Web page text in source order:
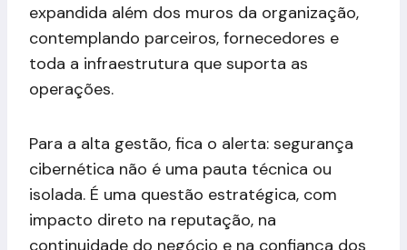
expandida além dos muros da organização,
contemplando parceiros, fornecedores e
toda a infraestrutura que suporta as
operações.
Para a alta gestão, fica o alerta: segurança
cibernética não é uma pauta técnica ou
isolada. É uma questão estratégica, com
impacto direto na reputação, na
continuidade do negócio e na confiança dos